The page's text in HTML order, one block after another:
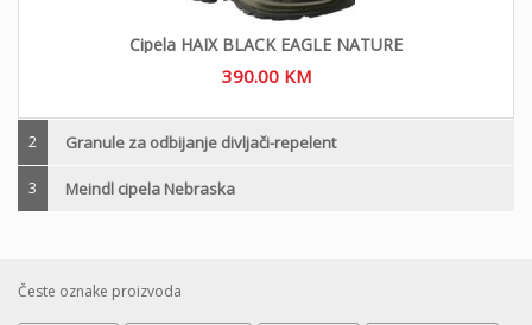
Cipela HAIX BLACK EAGLE NATURE
390.00 KM
2 Granule za odbijanje divljači-repelent
3 Meindl cipela Nebraska
Česte oznake proizvoda